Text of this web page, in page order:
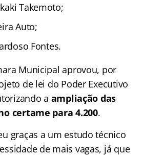
Takemoto;
Auto;
Fontes.
Municipal aprovou, por
de lei do Poder Executivo
a ampliação das
certame para 4.200.
graças a um estudo técnico
de mais vagas, já que